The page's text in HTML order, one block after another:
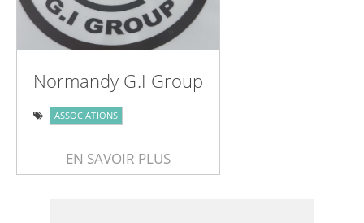
Normandy G.I Group
ASSOCIATIONS
EN SAVOIR PLUS